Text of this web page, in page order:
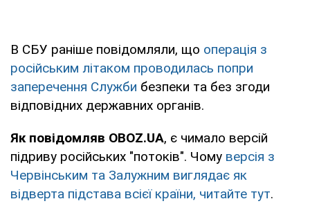
В СБУ раніше повідомляли, що операція з
російським літаком проводилась попри
заперечення Служби безпеки та без згоди
відповідних державних органів.
Як повідомляв OBOZ.UA, є чимало версій
підриву російських "потоків". Чому версія з
Червінським та Залужним виглядає як
відверта підстава всієї країни, читайте тут.